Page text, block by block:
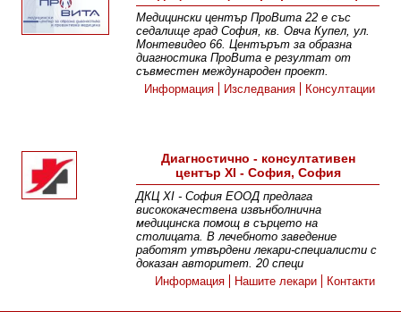
Медицински център ПроВита 22 е със
седалище град София, кв. Овча Купел, ул.
Монтевидео 66. Центърът за образна
диагностика ПроВита e резултат от
съвместен международен проект.
Информация
Изследвания Консултации
Диагностично - консултативен
център XI - София, София
ДКЦ XI - София ЕООД предлага
висококачествена извънболнична
медицинска помощ в сърцето на
столицата. В лечебното заведение
работят утвърдени лекари-специалисти с
доказан авторитет. 20 специ
Информация
Нашите лекари Контакти